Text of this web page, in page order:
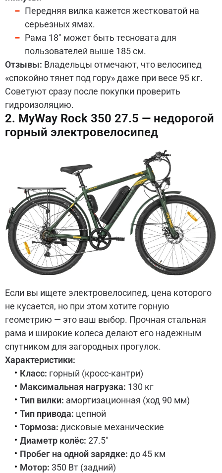
Передняя вилка кажется жестковатой на
серьезных ямах.
Рама 18" может быть тесновата для
пользователей выше 185 см.
Отзывы: Владельцы отмечают, что велосипед
«спокойно тянет под гору» даже при весе 95 кг.
Советуют сразу после покупки проверить
гидроизоляцию.
2. MyWay Rock 350 27.5 — недорогой
горный электровелосипед
Если вы ищете электровелосипед, цена которого
не кусается, но при этом хотите горную
геометрию — это ваш выбор. Прочная стальная
рама и широкие колеса делают его надежным
спутником для загородных прогулок.
Характеристики:
Класс: горный (кросс-кантри)
Максимальная нагрузка: 130 кг
Тип вилки: амортизационная (ход 90 мм)
Тип привода: цепной
Тормоза: дисковые механические
Диаметр колёс: 27.5"
Пробег на одной зарядке: до 45 км
Мотор: 350 Вт (задний)